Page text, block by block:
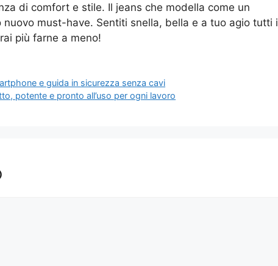
di comfort e stile. Il jeans che modella come un
must-have. Sentiti snella, bella e a tuo agio tutti i
più farne a meno!
e guida in sicurezza senza cavi
potente e pronto all’uso per ogni lavoro